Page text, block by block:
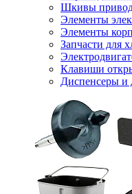
Шкивы
Элементы
Элементы
Запчасти для
Клавиши
Диспенсеры и